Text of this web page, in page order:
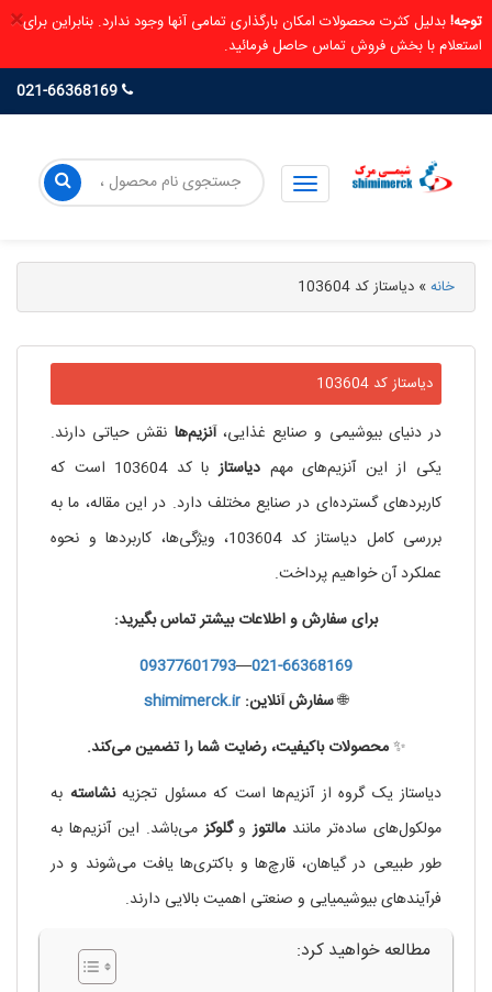
× توجه!بدلیل کثرت محصولات امکان بارگذاری تمامی آنها وجود ندارد. بنابراین برای
استعلام با بخش فروش تماس حاصل فرمائید.
خانه» دیاستاز کد 103604
دیاستاز کد 103604
در دنیای بیوشیمی و صنایع غذایی،آنزیم‌ها نقش حیاتی دارند.
یکی از این آنزیم‌های مهم دیاستاز
با کد 103604 است که
کاربردهای گسترده‌ای در صنایع مختلف دارد. در این مقاله، ما به
بررسی کامل دیاستاز کد 103604، ویژگی‌ها، کاربردها و نحوه
عملکرد آن خواهیم پرداخت.
برای سفارش و اطلاعات بیشتر تماس بگیرید:
021-66368169
—
09377601793
🌐سفارش آنلاین: shimimerck.ir
✨محصولات باکیفیت، رضایت شما را تضمین می‌کند.
دیاستاز یک گروه از آنزیم‌ها است که مسئول تجزیهنشاسته به
مولکول‌های ساده‌تر مانند مالتوزوگلوکزمی‌باشد. این آنزیم‌ها به
طور طبیعی در گیاهان، قارچ‌ها و باکتری‌ها یافت می‌شوند و در
فرآیندهای بیوشیمیایی و صنعتی اهمیت بالایی دارند.
مطالعه خواهید کرد: